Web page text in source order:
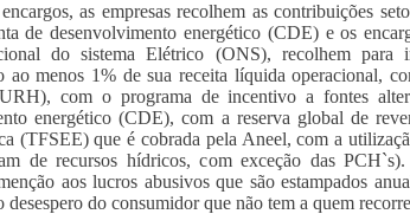
as empresas recolhem as contribuições
de desenvolvimento energético (CDE) e os
do sistema Elétrico (ONS), recolhem para
ao menos 1% de sua receita líquida operacional,
com o programa de incentivo a fontes
energético (CDE), com a reserva global de
(TFSEE) que é cobrada pela Aneel, com a
de recursos hídricos, com exceção das
aos lucros abusivos que são estampados
desespero do consumidor que não tem a quem